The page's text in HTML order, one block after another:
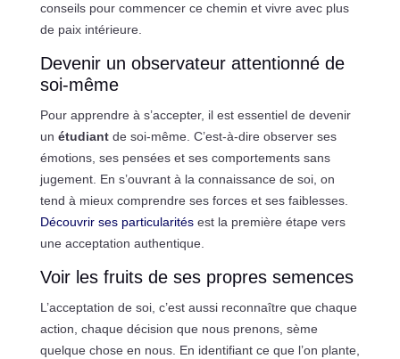
conseils pour commencer ce chemin et vivre avec plus
de paix intérieure.
Devenir un observateur attentionné de
soi-même
Pour apprendre à s’accepter, il est essentiel de devenir
un étudiantde soi-même. C’est-à-dire observer ses
émotions, ses pensées et ses comportements sans
jugement. En s’ouvrant à la connaissance de soi, on
tend à mieux comprendre ses forces et ses faiblesses.
Découvrir ses particularitésest la première étape vers
une acceptation authentique.
Voir les fruits de ses propres semences
L’acceptation de soi, c’est aussi reconnaître que chaque
action, chaque décision que nous prenons, sème
quelque chose en nous. En identifiant ce que l’on plante,